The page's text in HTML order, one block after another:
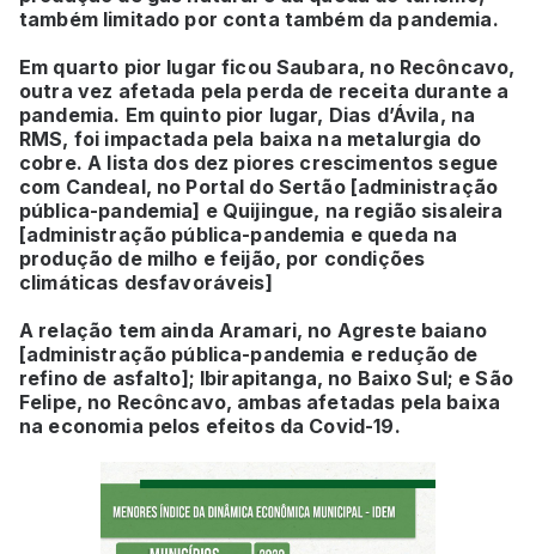
também limitado por conta também da pandemia.
Em quarto pior lugar ficou Saubara, no Recôncavo,
outra vez afetada pela perda de receita durante a
pandemia. Em quinto pior lugar, Dias d’Ávila, na
RMS, foi impactada pela baixa na metalurgia do
cobre. A lista dos dez piores crescimentos segue
com Candeal, no Portal do Sertão [administração
pública-pandemia] e Quijingue, na região sisaleira
[administração pública-pandemia e queda na
produção de milho e feijão, por condições
climáticas desfavoráveis]
A relação tem ainda Aramari, no Agreste baiano
[administração pública-pandemia e redução de
refino de asfalto]; Ibirapitanga, no Baixo Sul; e São
Felipe, no Recôncavo, ambas afetadas pela baixa
na economia pelos efeitos da Covid-19.